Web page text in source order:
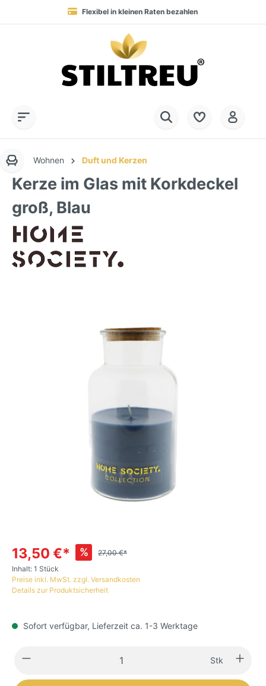
Flexibel in kleinen Raten bezahlen
Blitzversand in 1-3 Werktagen nach DE, AT & NL
+49 (0) 28 32 - 408 990 0
Dauerhaft hohe Warenverfügbarkeit
SSL-verschlüsselt online einkaufen
Wohnen Duft und Kerzen
Kerze im Glas mit Korkdeckel
groß, Blau
13,50 €* %
27,00 €*
Inhalt: 1 Stück
Preise inkl. MwSt. zzgl. Versandkosten
Details zur Produktsicherheit
Sofort verfügbar, Lieferzeit ca. 1-3 Werktage
Stk